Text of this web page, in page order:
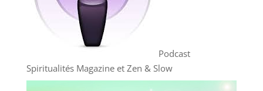
Podcast
Spiritualités Magazine et Zen & Slow